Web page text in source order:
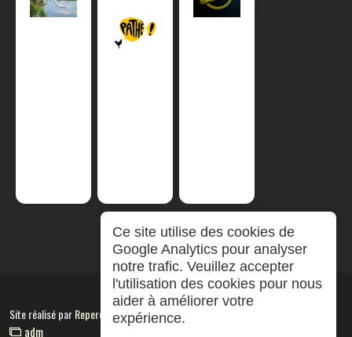
Site réalisé parRepereCom
adm
Ce site utilise des cookies de
Google Analytics pour analyser
notre trafic. Veuillez accepter
l'utilisation des cookies pour nous
aider à améliorer votre
expérience.